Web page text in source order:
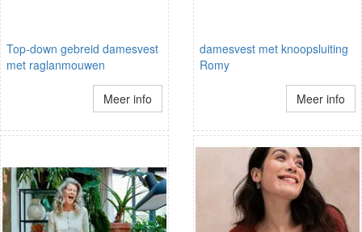
Top-down gebreid damesvest
met raglanmouwen
Meer info
damesvest met knoopsluiting
Romy
Meer info